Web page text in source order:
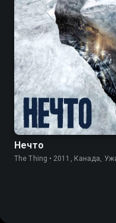
Нечто
The Thing • 2011, Канада,